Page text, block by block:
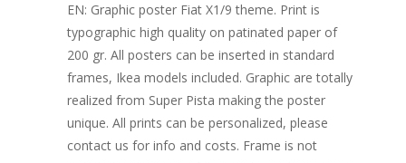
EN: Graphic poster Fiat X1/9 theme. Print is
typographic high quality on patinated paper of
200 gr. All posters can be inserted in standard
frames, Ikea models included. Graphic are totally
realized from Super Pista making the poster
unique. All prints can be personalized, please
contact us for info and costs. Frame is not